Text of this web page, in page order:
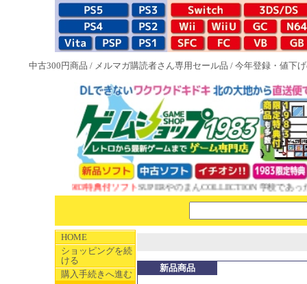
中古300円商品 / メルマガ購読者さん専用セール品 / 今年登録・値下
NEW 1983特典付ソフトSUPERやのまんCOLLECTION 学校であった怖
HOME
ショッピングを続
ける
購入手続きへ進む
新品商品